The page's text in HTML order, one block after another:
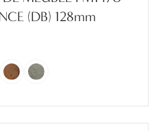
(DB) 128mm